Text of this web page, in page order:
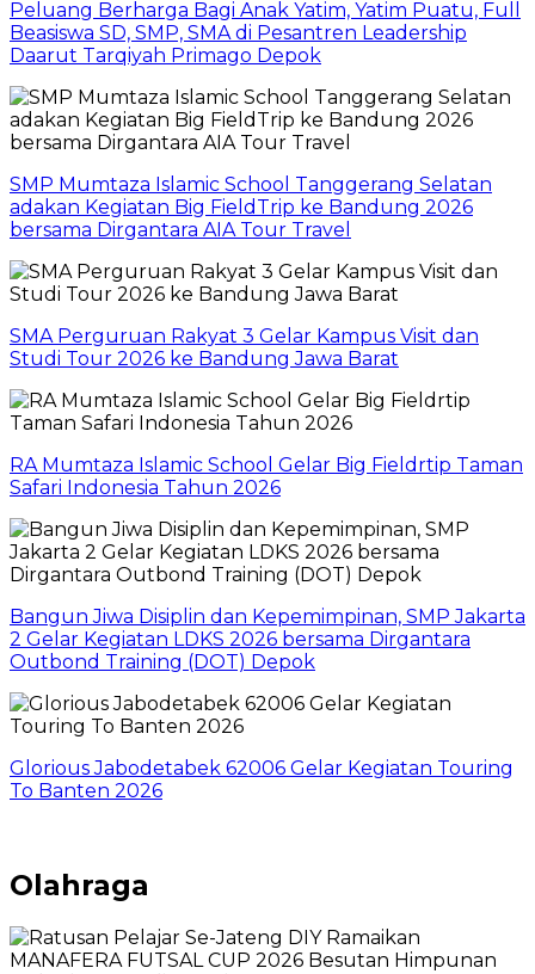
Peluang Berharga Bagi Anak Yatim, Yatim Puatu, Full
Beasiswa SD, SMP, SMA di Pesantren Leadership
Daarut Tarqiyah Primago Depok
SMP Mumtaza Islamic School Tanggerang Selatan
adakan Kegiatan Big FieldTrip ke Bandung 2026
bersama Dirgantara AIA Tour Travel
SMA Perguruan Rakyat 3 Gelar Kampus Visit dan
Studi Tour 2026 ke Bandung Jawa Barat
RA Mumtaza Islamic School Gelar Big Fieldrtip Taman
Safari Indonesia Tahun 2026
Bangun Jiwa Disiplin dan Kepemimpinan, SMP Jakarta
2 Gelar Kegiatan LDKS 2026 bersama Dirgantara
Outbond Training (DOT) Depok
Glorious Jabodetabek 62006 Gelar Kegiatan Touring
To Banten 2026
Olahraga